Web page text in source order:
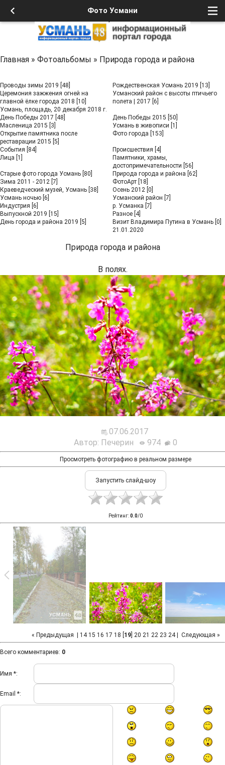
Фото Усмани
Главная » Фотоальбомы » Природа города и района
Проводы зимы 2019 [48] Рождественская Усмань 2019 [13]
Церемония зажжения огней на
главной ёлке города 2018 [10]
Усмань, площадь, 20 декабря 2018 г.
Усманский район с высоты птичьего
полета | 2017 [6]
День Победы 2017 [48] День Победы 2015 [50]
Масленица 2015 [3] Усмань в живописи [1]
Открытие памятника после
реставрации 2015 [5]
Фото города [153]
События [84] Происшествия [4]
Лица [1]
Памятники, храмы,
достопримечательности [56]
Старые фото города Усмань [80] Природа города и района [62]
Зима 2011 - 2012 [7] ФотоАрт [18]
Краеведческий музей, Усмань [38] Осень 2012 [0]
Усмань ночью [6] Усманский район [7]
Индустрия [6] р. Усманка [7]
Выпускной 2019 [15] Разное [4]
День города и района 2019 [5] Визит Владимира Путина в Усмань [0]
21.01.2020
Природа города и района
В полях.
07.06.2017
Автор: Печерин
974 0
Просмотреть фотографию в реальном размере
Рейтинг:0.0/0
« Предыдущая 14 15 16 17 18 19] 20 21 22 23 24| Следующая »
Всего комментариев: 0
Имя *:
Email *: